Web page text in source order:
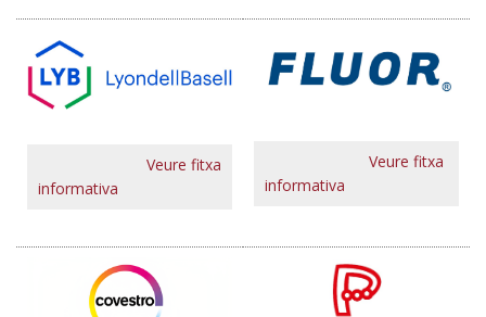
Veure fitxa
informativa
Veure fitxa
informativa